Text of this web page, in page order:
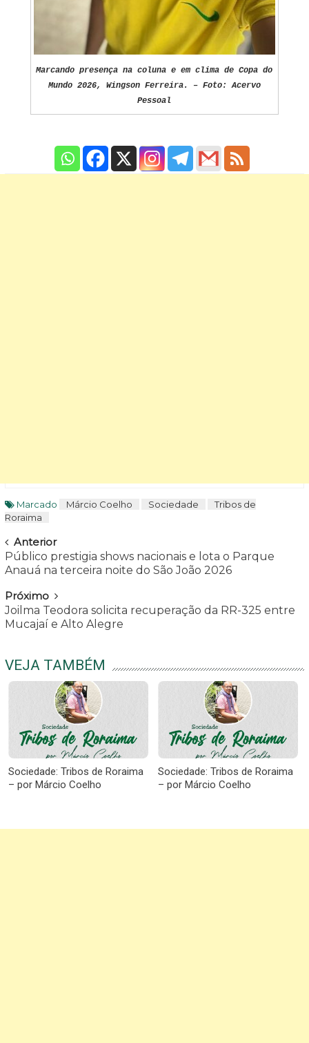
Marcando presença na coluna e em clima de Copa do
Mundo 2026, Wingson Ferreira. – Foto: Acervo
Pessoal
Marcado Márcio Coelho Sociedade
Tribos de
Roraima
Navegar
Anterior
Público prestigia shows nacionais e lota o Parque
Anauá na terceira noite do São João 2026
Próximo
Joilma Teodora solicita recuperação da RR-325 entre
Mucajaí e Alto Alegre
VEJA TAMBÉM
Sociedade: Tribos de Roraima
– por Márcio Coelho
Sociedade: Tribos de Roraima
– por Márcio Coelho